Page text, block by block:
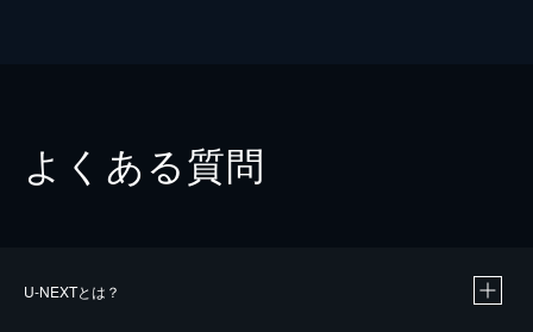
よくある質問
U-NEXTとは？